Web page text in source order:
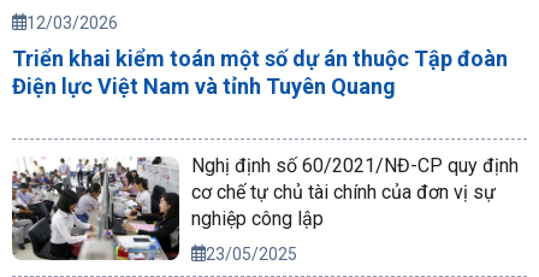
12/03/2026
Triển khai kiểm toán một số dự án thuộc Tập đoàn
Điện lực Việt Nam và tỉnh Tuyên Quang
Nghị định số 60/2021/NĐ-CP quy định
cơ chế tự chủ tài chính của đơn vị sự
nghiệp công lập
23/05/2025